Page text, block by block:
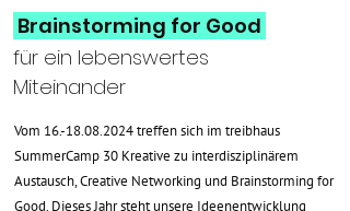
Brainstorming for Good
für ein lebenswertes
Miteinander
Vom 16.-18.08.2024treffen sich im treibhaus
SummerCamp 30 Kreative zu interdisziplinärem
Austausch, Creative Networking und Brainstorming for
Good. Dieses Jahr steht unsere Ideenentwicklung